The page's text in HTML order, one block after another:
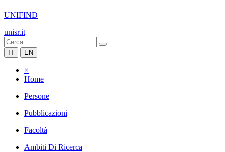
UNIFIND
unisr.it
IT EN
×
Home
Persone
Pubblicazioni
Facoltà
Ambiti Di Ricerca